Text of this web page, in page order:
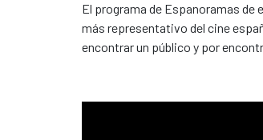
El programa de Espanoramas
más representativo del cine
encontrar un público y por